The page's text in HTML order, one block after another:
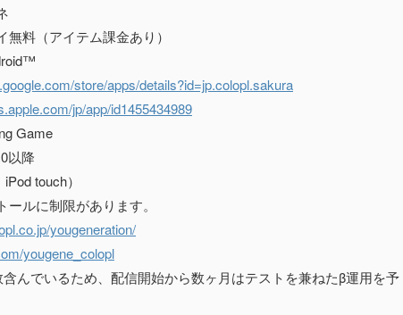
アイテム課金あり）
store/apps/details?id=jp.colopl.sakura
jp/app/id1455434989
Game
以降
touch）
ルに制限があります。
yougeneration/
yougene_colopl
んでいるため、配信開始から数ヶ月はテストを兼ねたβ運用を予